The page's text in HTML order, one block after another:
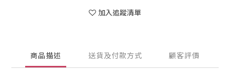
加入追蹤清單
商品描述 送貨及付款方式 顧客評價